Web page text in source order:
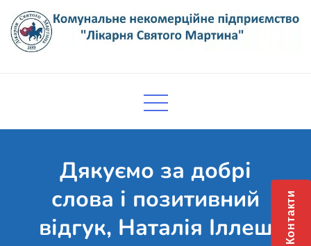
content
підприємство "Лікарня Святого
Дякуємо за добрі
слова і позитивний
відгук, Наталія Іллеш Контакти